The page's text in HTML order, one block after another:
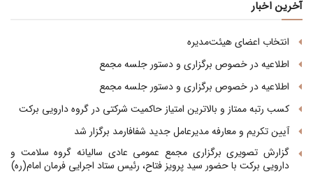
آخرین اخبار
انتخاب اعضای هیئت‌مدیره
اطلاعیه در خصوص برگزاری و دستور جلسه مجمع
اطلاعیه در خصوص برگزاری و دستور جلسه مجمع
کسب رتبه ممتاز و بالاترین امتیاز حاکمیت شرکتی در گروه دارویی برکت
آیین تکریم و معارفه مدیرعامل جدید شفافارمد برگزار شد
گزارش تصویری برگزاری مجمع عمومی عادی سالیانه گروه سلامت و
دارویی برکت با حضور سید پرویز فتاح، رئیس ستاد اجرایی فرمان امام(ره)